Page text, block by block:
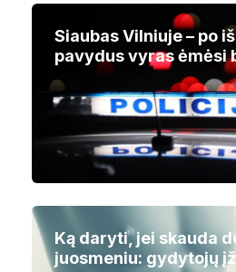
Siaubas Vilniuje – po
pavydus vyras ėmėsi
Ką daryti, jei skauda
juosmeniu: gydytojų